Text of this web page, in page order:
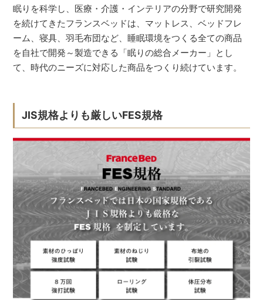
眠りを科学し、医療・介護・インテリアの分野で研究開発
を続けてきたフランスベッドは、マットレス、ベッドフレ
ーム、寝具、羽毛布団など、睡眠環境をつくる全ての商品
を自社で開発～製造できる「眠りの総合メーカー」とし
て、時代のニーズに対応した商品をつくり続けています。
JIS規格よりも厳しいFES規格